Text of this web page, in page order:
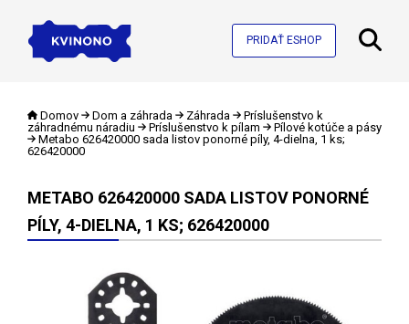
PRIDAŤ ESHOP
Domov Dom a záhrada Záhrada
Príslušenstvo k
záhradnému náradiu
Príslušenstvo k pílam
Pílové kotúče a pásy
Metabo 626420000 sada listov ponorné píly, 4-dielna, 1 ks;
626420000
METABO 626420000 SADA LISTOV PONORNÉ
PÍLY, 4-DIELNA, 1 KS; 626420000